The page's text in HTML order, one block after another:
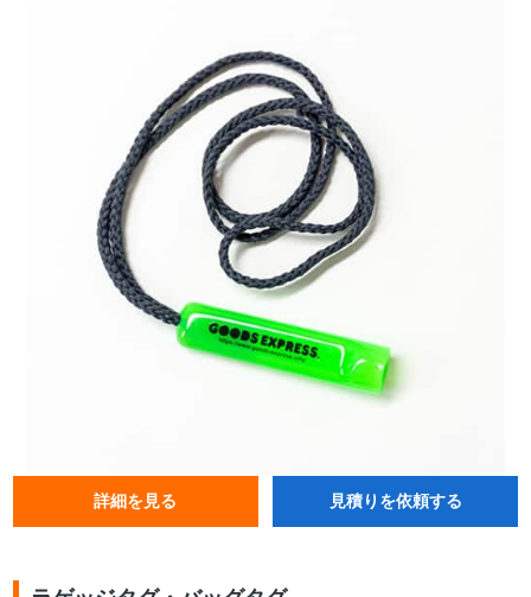
詳細を見る 見積りを依頼する